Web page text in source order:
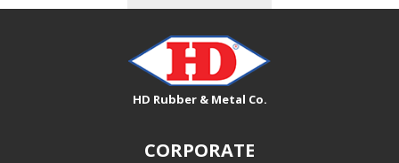
HD Rubber & Metal Co.
CORPORATE